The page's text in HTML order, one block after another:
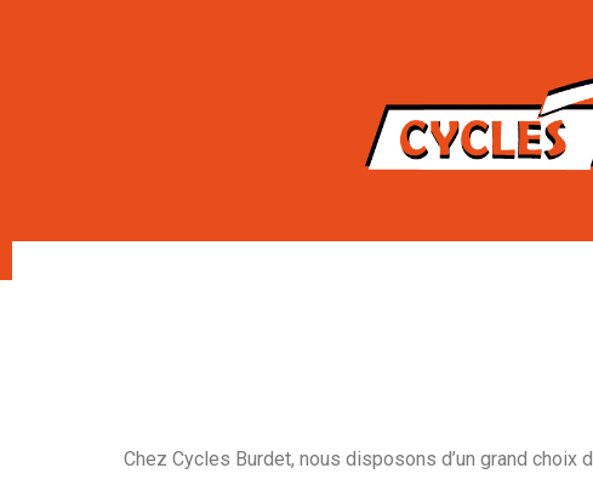
Chez Cycles Burdet, nous disposons d’un grand